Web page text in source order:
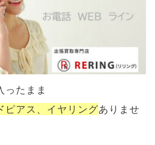
ったまま
ピアス、イヤリングありませ